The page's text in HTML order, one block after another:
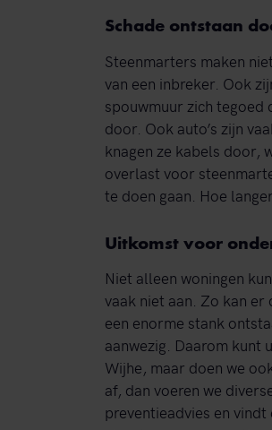
Schade ontstaan
Steenmarters maken
van een inbreker. Ook
spouwmuur zich
door. Ook auto’s zijn
knagen ze kabels door,
overlast voor
te doen gaan. Hoe
Uitkomst voor
Niet alleen woningen
vaak niet aan. Zo kan
een enorme stank
aanwezig. Daarom kunt
Wijhe, maar doen we
af, dan voeren we
preventieadvies en